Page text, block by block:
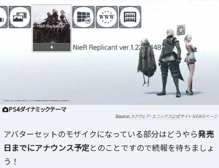
PS4ダイナミックテーマ
スクウェア・エニックス公式サイト NEWSページ
アバターセットのモザイクになっている部分はどうやら発売
日までにアナウンス予定とのことですので続報を待ちましょ
う！